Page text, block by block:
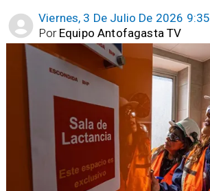
Viernes, 3 De Julio De 2026 9:35
Equipo Antofagasta TV
Por